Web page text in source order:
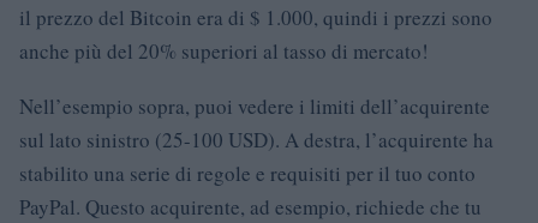
il prezzo del Bitcoin era di $ 1.000, quindi i prezzi sono
anche più del 20% superiori al tasso di mercato!
Nell’esempio sopra, puoi vedere i limiti dell’acquirente
sul lato sinistro (25-100 USD). A destra, l’acquirente ha
stabilito una serie di regole e requisiti per il tuo conto
PayPal. Questo acquirente, ad esempio, richiede che tu